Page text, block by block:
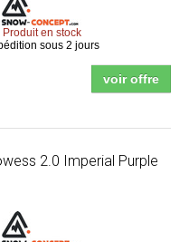
Produit en stock
sous 2 jours
voir offre
2.0 Imperial Purple